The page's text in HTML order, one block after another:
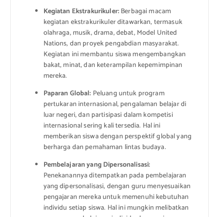
Kegiatan Ekstrakurikuler:Berbagai macam
kegiatan ekstrakurikuler ditawarkan, termasuk
olahraga, musik, drama, debat, Model United
Nations, dan proyek pengabdian masyarakat.
Kegiatan ini membantu siswa mengembangkan
bakat, minat, dan keterampilan kepemimpinan
mereka.
Paparan Global: Peluang untuk program
pertukaran internasional, pengalaman belajar di
luar negeri, dan partisipasi dalam kompetisi
internasional sering kali tersedia. Hal ini
memberikan siswa dengan perspektif global yang
berharga dan pemahaman lintas budaya.
Pembelajaran yang Dipersonalisasi:
Penekanannya ditempatkan pada pembelajaran
yang dipersonalisasi, dengan guru menyesuaikan
pengajaran mereka untuk memenuhi kebutuhan
individu setiap siswa. Hal ini mungkin melibatkan